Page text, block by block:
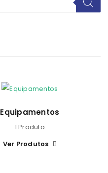
Equipamentos
1 Produto
Ver Produtos